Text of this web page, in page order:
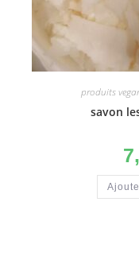
produits
savon